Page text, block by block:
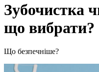
Зубочистка
що вибрати?
Що безпечніше?